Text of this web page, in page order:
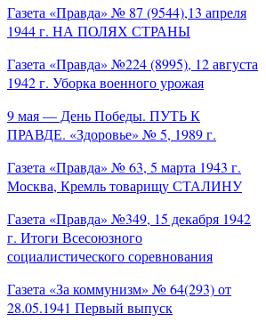
Газета «Правда» № 87 (9544),13 апреля
1944 г. НА ПОЛЯХ СТРАНЫ
Газета «Правда» №224 (8995), 12 августа
1942 г. Уборка военного урожая
9 мая — День Победы. ПУТЬ К
ПРАВДЕ. «Здоровье» № 5, 1989 г.
Газета «Правда» № 63, 5 марта 1943 г.
Москва, Кремль товарищу СТАЛИНУ
Газета «Правда» №349, 15 декабря 1942
г. Итоги Всесоюзного
социалистического соревнования
Газета «За коммунизм» № 64(293) от
28.05.1941 Первый выпуск